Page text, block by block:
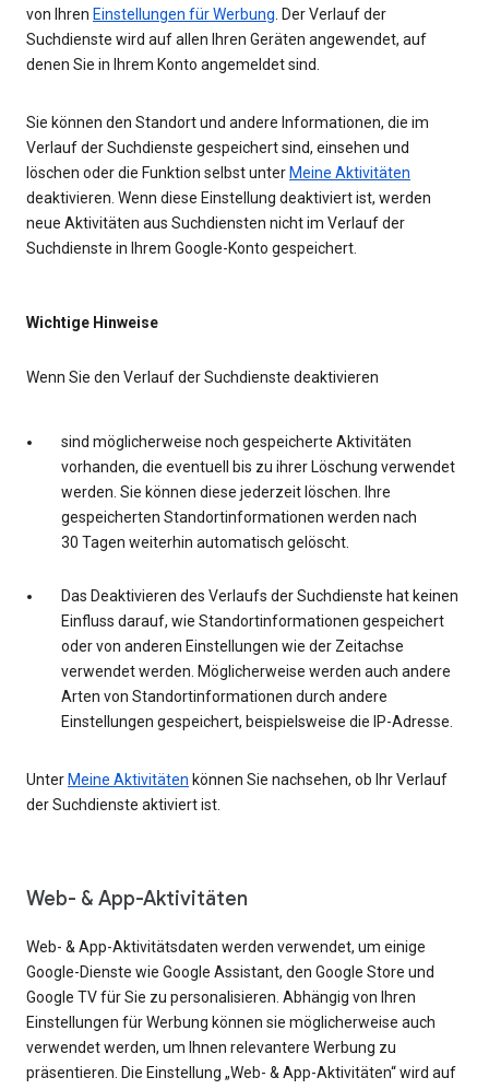
von Ihren Einstellungen für Werbung. Der Verlauf der
Suchdienste wird auf allen Ihren Geräten angewendet, auf
denen Sie in Ihrem Konto angemeldet sind.
Sie können den Standort und andere Informationen, die im
Verlauf der Suchdienste gespeichert sind, einsehen und
löschen oder die Funktion selbst unter Meine Aktivitäten
deaktivieren. Wenn diese Einstellung deaktiviert ist, werden
neue Aktivitäten aus Suchdiensten nicht im Verlauf der
Suchdienste in Ihrem Google-Konto gespeichert.
Wichtige Hinweise
Wenn Sie den Verlauf der Suchdienste deaktivieren
sind möglicherweise noch gespeicherte Aktivitäten
vorhanden, die eventuell bis zu ihrer Löschung verwendet
werden. Sie können diese jederzeit löschen. Ihre
gespeicherten Standortinformationen werden nach
30 Tagen weiterhin automatisch gelöscht.
Das Deaktivieren des Verlaufs der Suchdienste hat keinen
Einfluss darauf, wie Standortinformationen gespeichert
oder von anderen Einstellungen wie der Zeitachse
verwendet werden. Möglicherweise werden auch andere
Arten von Standortinformationen durch andere
Einstellungen gespeichert, beispielsweise die IP-Adresse.
Unter Meine Aktivitäten können Sie nachsehen, ob Ihr Verlauf
der Suchdienste aktiviert ist.
Web- & App-Aktivitäten
Web- & App-Aktivitätsdaten werden verwendet, um einige
Google-Dienste wie Google Assistant, den Google Store und
Google TV für Sie zu personalisieren. Abhängig von Ihren
Einstellungen für Werbung können sie möglicherweise auch
verwendet werden, um Ihnen relevantere Werbung zu
präsentieren. Die Einstellung „Web- & App-Aktivitäten“ wird auf